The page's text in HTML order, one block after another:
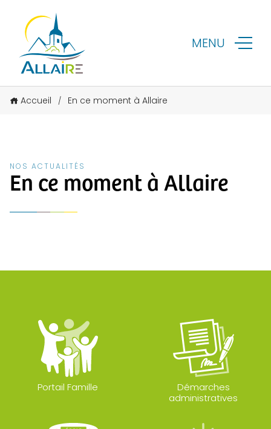
MENU
Accueil / En ce moment à Allaire
NOS ACTUALITÉS
En ce moment à Allaire
Portail Famille
Démarches
administratives